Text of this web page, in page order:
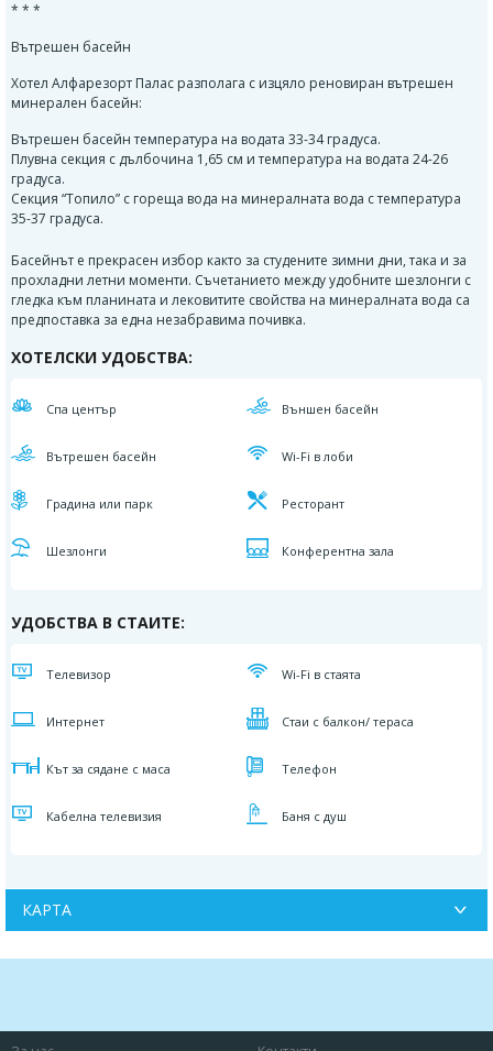
* * *
Вътрешен басейн
Хотел Алфарезорт Палас разполага с изцяло реновиран вътрешен
минерален басейн:
Вътрешен басейн температура на водата 33-34 градуса.
Плувна секция с дълбочина 1,65 см и температура на водата 24-26
градуса.
Секция “Топило” с гореща вода на минералната вода с температура
35-37 градуса.
Басейнът е прекрасен избор както за студените зимни дни, така и за
прохладни летни моменти. Съчетанието между удобните шезлонги с
гледка към планината и лековитите свойства на минералната вода са
предпоставка за една незабравима почивка.
ХОТЕЛСКИ УДОБСТВА:
Спа център Външен басейн
Вътрешен басейн Wi-Fi в лоби
Градина или парк Ресторант
Шезлонги Конферентна зала
УДОБСТВА В СТАИТЕ:
Телевизор Wi-Fi в стаята
Интернет Стаи с балкон/ тераса
Кът за сядане с маса Телефон
Кабелна телевизия Баня с душ
КАРТА